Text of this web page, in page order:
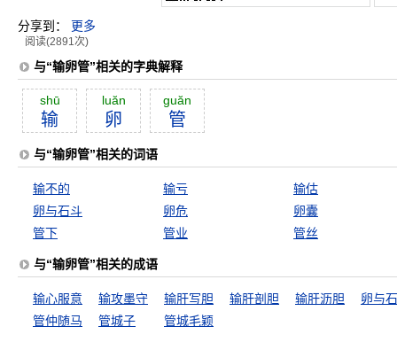
分享到： 更多
阅读(2891次)
与“输卵管”相关的字典解释
shū
输
luăn
卵
guăn
管
与“输卵管”相关的词语
输不的 输亏
输估
卵与石斗
卵危
卵囊
管下
管业 管丝
与“输卵管”相关的成语
输心服意 输攻墨守 输肝写胆 输肝剖胆 输肝沥胆
卵与
管仲随马
管城子 管城毛颖